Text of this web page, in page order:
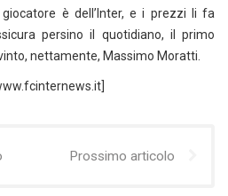
giocatore è dell’Inter, e i prezzi li fa
persino il quotidiano, il primo
nettamente, Massimo Moratti.
Prossimo articolo